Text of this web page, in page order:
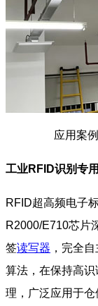
应用案
工业RFID识别专
RFID超高频电子
R2000/E710芯片
签读写器 ，完全
算法，在保持高
理，广泛应用于仓